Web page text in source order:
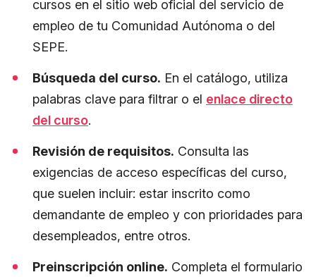
cursos en el sitio web oficial del servicio de
empleo de tu Comunidad Autónoma o del
SEPE.
Búsqueda del curso. En el catálogo, utiliza
palabras clave para filtrar o el enlace directo
del curso.
Revisión de requisitos. Consulta las
exigencias de acceso específicas del curso,
que suelen incluir: estar inscrito como
demandante de empleo y con prioridades para
desempleados, entre otros.
Preinscripción online. Completa el formulario